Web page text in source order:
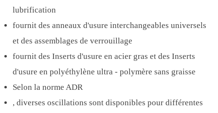
lubrification
fournit des anneaux d'usure interchangeables universels
et des assemblages de verrouillage
fournit des Inserts d'usure en acier gras et des Inserts
d'usure en polyéthylène ultra - polymère sans graisse
Selon la norme ADR
, diverses oscillations sont disponibles pour différentes